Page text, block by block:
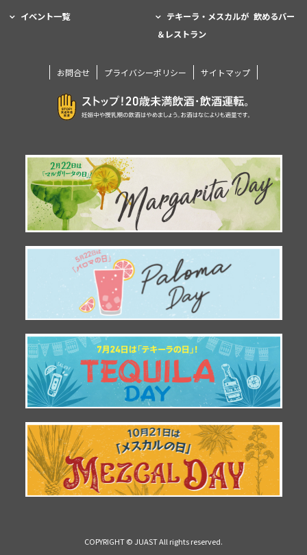
イベント一覧
テキーラ・メスカルが 飲めるバー
＆レストラン
お問合せ プライバシーポリシー サイトマップ
COPYRIGHT © JUAST All rights reserved.